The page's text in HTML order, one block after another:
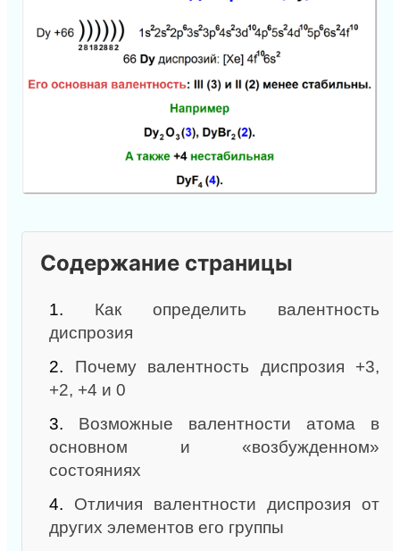
Содержание страницы
1. Как определить валентность
диспрозия
2. Почему валентность диспрозия +3,
+2, +4 и 0
3. Возможные валентности атома в
основном и «возбужденном»
состояниях
4. Отличия валентности диспрозия от
других элементов его группы